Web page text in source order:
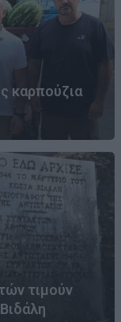
καρπούζια
τιμούν